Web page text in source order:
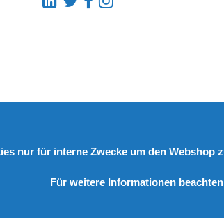
© Copyright 2026
nur für interne Zwecke um den Webshop
Für weitere Informationen